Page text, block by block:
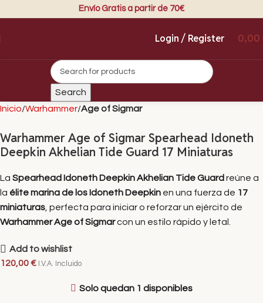
Envío Gratis a partir de 70€
Login / Register 0,00
Search
Inicio Warhammer Age of Sigmar
Warhammer Age of Sigmar Spearhead Idoneth
Deepkin Akhelian Tide Guard 17 Miniaturas
La Spearhead Idoneth Deepkin Akhelian Tide Guard reúne a
la élite marina de los Idoneth Deepkin en una fuerza de 17
miniaturas , perfecta para iniciar o reforzar un ejército de
Warhammer Age of Sigmarcon un estilo rápido y letal.
Add to wishlist
120,00€ I.V.A. Incluido
Solo quedan 1 disponibles